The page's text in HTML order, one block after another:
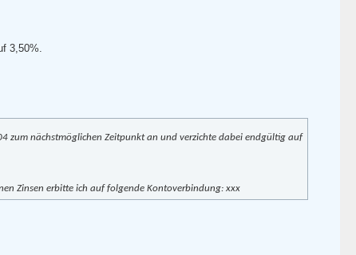
3,50%.
zum nächstmöglichen Zeitpunkt an und verzichte dabei endgültig auf
Zinsen erbitte ich auf folgende Kontoverbindung: xxx